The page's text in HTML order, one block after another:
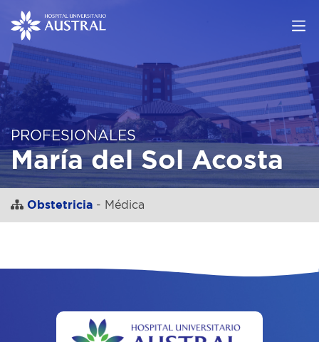
PROFESIONALES
María del Sol Acosta
Obstetricia - Médica